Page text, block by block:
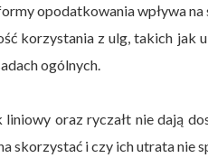
opodatkowania wpływa
korzystania z ulg, takich jak
ogólnych.
liniowy oraz ryczałt nie dają
skorzystać i czy ich utrata nie